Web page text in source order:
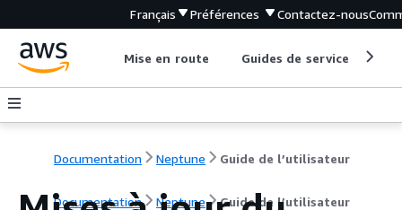
Français Préférences Contactez-nous
Mise en route Guides de service
Documentation Neptune Guide de l’utilisateur
Documentation Neptune Guide de l’utilisateur